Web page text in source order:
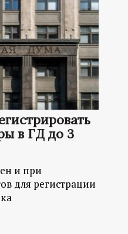
в ГД до 3
и при
для регистрации